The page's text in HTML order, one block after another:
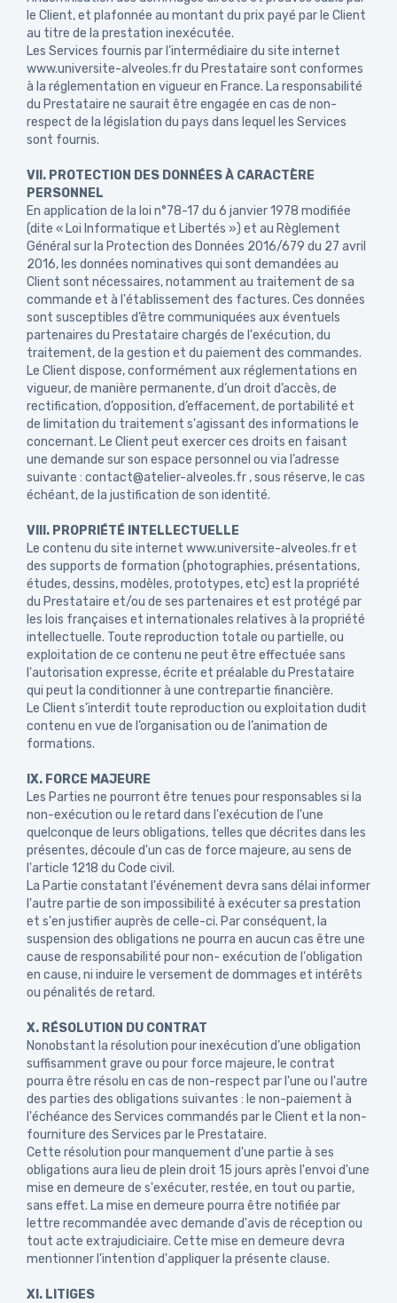
le Client, et plafonnée au montant du prix payé par le Client
au titre de la prestation inexécutée.
Les Services fournis par l'intermédiaire du site internet
www.universite-alveoles.fr du Prestataire sont conformes
à la réglementation en vigueur en France. La responsabilité
du Prestataire ne saurait être engagée en cas de non-
respect de la législation du pays dans lequel les Services
sont fournis.
VII. PROTECTION DES DONNÉES À CARACTÈRE
PERSONNEL
En application de la loi n°78-17 du 6 janvier 1978 modifiée
(dite « Loi Informatique et Libertés ») et au Règlement
Général sur la Protection des Données 2016/679 du 27 avril
2016, les données nominatives qui sont demandées au
Client sont nécessaires, notamment au traitement de sa
commande et à l'établissement des factures. Ces données
sont susceptibles d’être communiquées aux éventuels
partenaires du Prestataire chargés de l'exécution, du
traitement, de la gestion et du paiement des commandes.
Le Client dispose, conformément aux réglementations en
vigueur, de manière permanente, d’un droit d’accès, de
rectification, d’opposition, d’effacement, de portabilité et
de limitation du traitement s'agissant des informations le
concernant. Le Client peut exercer ces droits en faisant
une demande sur son espace personnel ou via l’adresse
suivante : contact@atelier-alveoles.fr , sous réserve, le cas
échéant, de la justification de son identité.
VIII. PROPRIÉTÉ INTELLECTUELLE
Le contenu du site internet www.universite-alveoles.fr et
des supports de formation (photographies, présentations,
études, dessins, modèles, prototypes, etc) est la propriété
du Prestataire et/ou de ses partenaires et est protégé par
les lois françaises et internationales relatives à la propriété
intellectuelle. Toute reproduction totale ou partielle, ou
exploitation de ce contenu ne peut être effectuée sans
l'autorisation expresse, écrite et préalable du Prestataire
qui peut la conditionner à une contrepartie financière.
Le Client s’interdit toute reproduction ou exploitation dudit
contenu en vue de l’organisation ou de l’animation de
formations.
IX. FORCE MAJEURE
Les Parties ne pourront être tenues pour responsables si la
non-exécution ou le retard dans l'exécution de l'une
quelconque de leurs obligations, telles que décrites dans les
présentes, découle d'un cas de force majeure, au sens de
l'article 1218 du Code civil.
La Partie constatant l'événement devra sans délai informer
l'autre partie de son impossibilité à exécuter sa prestation
et s'en justifier auprès de celle-ci. Par conséquent, la
suspension des obligations ne pourra en aucun cas être une
cause de responsabilité pour non- exécution de l'obligation
en cause, ni induire le versement de dommages et intérêts
ou pénalités de retard.
X. RÉSOLUTION DU CONTRAT
Nonobstant la résolution pour inexécution d’une obligation
suffisamment grave ou pour force majeure, le contrat
pourra être résolu en cas de non-respect par l'une ou l'autre
des parties des obligations suivantes : le non-paiement à
l'échéance des Services commandés par le Client et la non-
fourniture des Services par le Prestataire.
Cette résolution pour manquement d'une partie à ses
obligations aura lieu de plein droit 15 jours après l'envoi d'une
mise en demeure de s'exécuter, restée, en tout ou partie,
sans effet. La mise en demeure pourra être notifiée par
lettre recommandée avec demande d'avis de réception ou
tout acte extrajudiciaire. Cette mise en demeure devra
mentionner l'intention d'appliquer la présente clause.
XI. LITIGES